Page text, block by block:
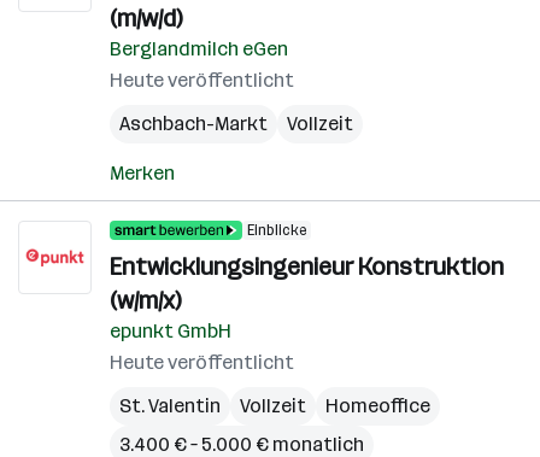
(m/w/d)
Berglandmilch eGen
Heute veröffentlicht
Aschbach-Markt
Vollzeit
Merken
Einblicke
Entwicklungsingenieur Konstruktion
(w/m/x)
epunkt GmbH
Heute veröffentlicht
St. Valentin
Vollzeit
Homeoffice
3.400 € – 5.000 € monatlich